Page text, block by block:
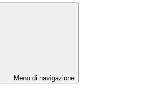
Menu di navigazione